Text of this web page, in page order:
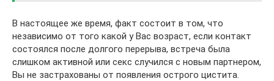
В настоящее же время, факт состоит в том, что
независимо от того какой у Вас возраст, если контакт
состоялся после долгого перерыва, встреча была
слишком активной или секс случился с новым партнером,
Вы не застрахованы от появления острого цистита.